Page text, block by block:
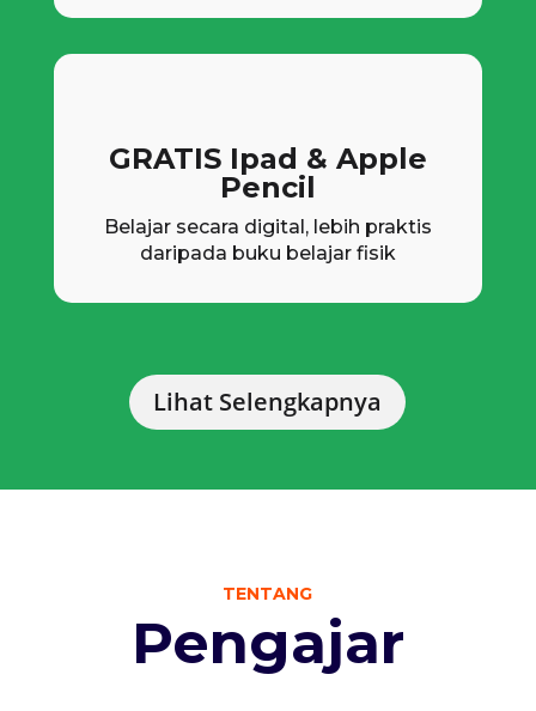
GRATIS Ipad & Apple
Pencil
Belajar secara digital, lebih praktis
daripada buku belajar fisik
Lihat Selengkapnya
TENTANG
Pengajar